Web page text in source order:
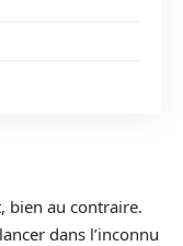
bien au contraire.
dans l’inconnu